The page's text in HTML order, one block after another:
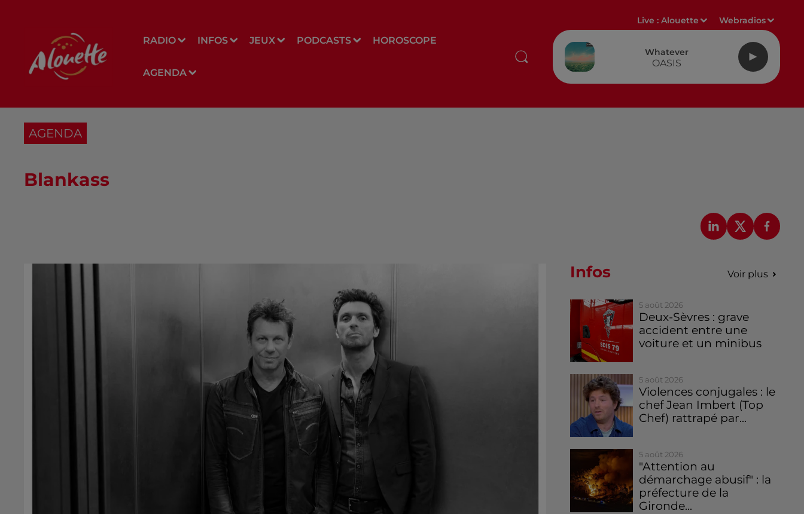
RADIO INFOS JEUX PODCASTS HOROSCOPE
AGENDA
Live :Alouette Webradios
Whatever
OASIS
AGENDA
Blankass
Infos Voir plus
5 août 2026
Deux-Sèvres : grave
accident entre une
voiture et un minibus
5 août 2026
Violences conjugales : le
chef Jean Imbert (Top
Chef) rattrapé par...
5 août 2026
"Attention au
démarchage abusif" : la
préfecture de la
Gironde...